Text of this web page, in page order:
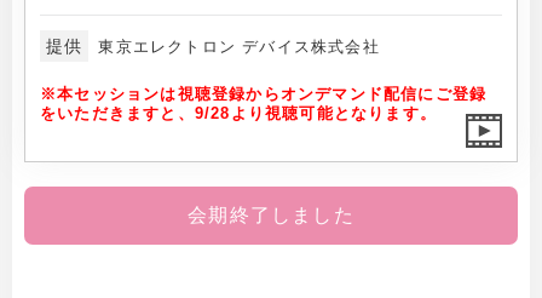
提供 東京エレクトロン デバイス株式会社
※本セッションは視聴登録からオンデマンド配信にご登録
をいただきますと、9/28より視聴可能となります。
会期終了しました